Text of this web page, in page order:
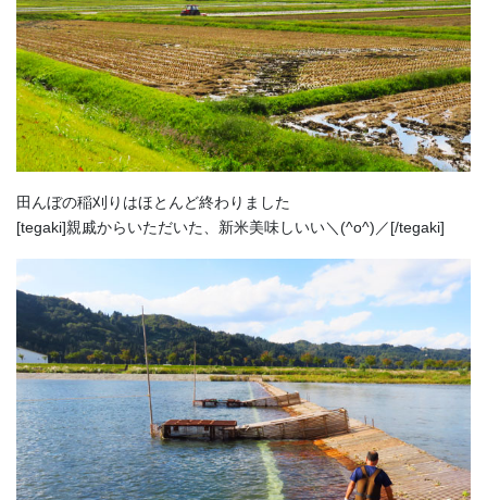
田んぼの稲刈りはほとんど終わりました
[tegaki]親戚からいただいた、新米美味しいい＼(^o^)／[/tegaki]